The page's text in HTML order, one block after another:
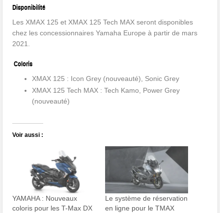
Disponibilité
Les XMAX 125 et XMAX 125 Tech MAX seront disponibles
chez les concessionnaires Yamaha Europe à partir de mars
2021.
Coloris
XMAX 125 : Icon Grey (nouveauté), Sonic Grey
XMAX 125 Tech MAX : Tech Kamo, Power Grey
(nouveauté)
Voir aussi :
YAMAHA : Nouveaux
coloris pour les T-Max DX
Le système de réservation
en ligne pour le TMAX